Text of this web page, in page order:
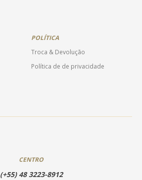
POLÍTICA
Troca & Devolução
Política de de privacidade
CENTRO
(+55) 48 3223-8912